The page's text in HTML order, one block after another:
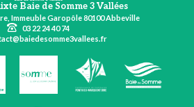
Baie de Somme 3 Vallées
Immeuble Garopôle 80100 Abbeville
03 22 24 40 74